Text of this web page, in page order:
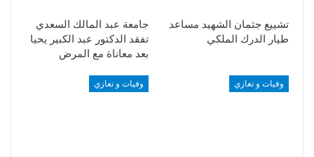
تشييع جثمان الشهيد مساعد
طيار الدرك الملكي
​جامعة عبد المالك السعدي
تفقد الدكتور عبد الكبير يحيا
بعد معاناة مع المرض
وفيات و تعازي وفيات و تعازي